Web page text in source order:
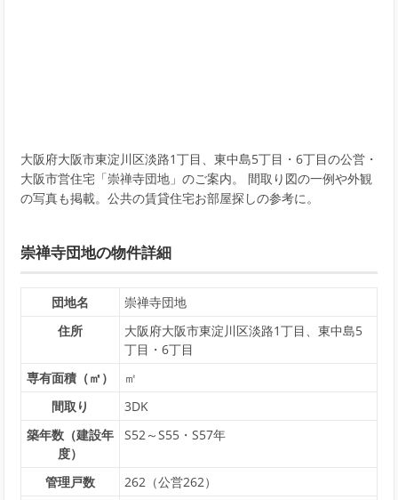
大阪府大阪市東淀川区淡路1丁目、東中島5丁目・6丁目の公営・
大阪市営住宅「崇禅寺団地」のご案内。 間取り図の一例や外観
の写真も掲載。公共の賃貸住宅お部屋探しの参考に。
崇禅寺団地の物件詳細
団地名
崇禅寺団地
住所
大阪府大阪市東淀川区淡路1丁目、東中島5
丁目・6丁目
専有面積（㎡）
㎡
間取り
3DK
築年数（建設年
度）
S52～S55・S57年
管理戸数
262（公営262）